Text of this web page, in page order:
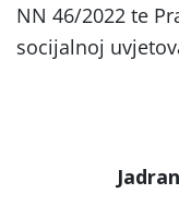
NN 46/2022 te
socijalnoj